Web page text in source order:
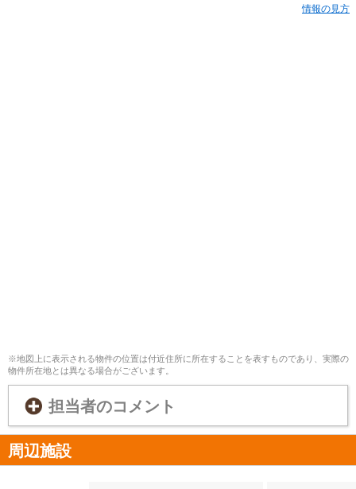
情報の見方
※地図上に表示される物件の位置は付近住所に所在することを表すものであり、実際の
物件所在地とは異なる場合がございます。
担当者のコメント
周辺施設